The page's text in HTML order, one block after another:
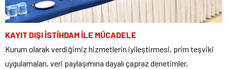
KAYIT DIŞI İSTİHDAM İLE MÜCADELE
Kurum olarak verdiğimiz hizmetlerin iyileştirmesi, prim teşviki
uygulamaları, veri paylaşımına dayalı çapraz denetimler,